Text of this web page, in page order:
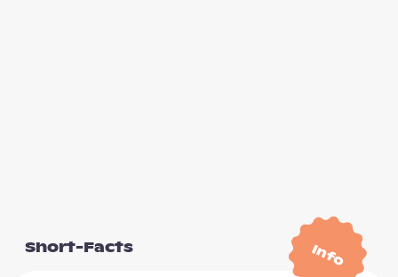
Info
Short-Facts